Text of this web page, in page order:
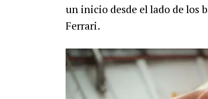
un inicio desde el lado de los
Ferrari.